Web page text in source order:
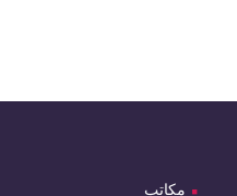
مكاتب